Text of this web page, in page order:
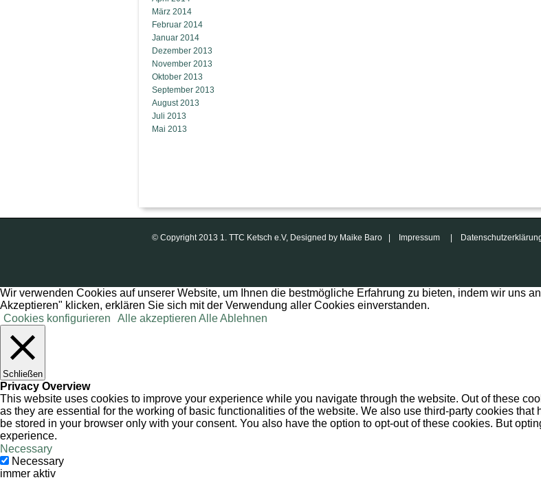
März 2014
Februar 2014
Januar 2014
Dezember 2013
November 2013
Oktober 2013
September 2013
August 2013
Juli 2013
Mai 2013
© Copyright 2013 1. TTC Ketsch e.V, Designed by Maike Baro | Impressum
Wir verwenden Cookies auf unserer Website, um Ihnen die bestmögliche Erfahrung zu bieten, indem wir uns
Akzeptieren" klicken, erklären Sie sich mit der Verwendung aller Cookies einverstanden.
Cookies konfigurieren
Alle akzeptieren Alle Ablehnen
Schließen
Privacy Overview
This website uses cookies to improve your experience while you navigate through the website. Out of these
as they are essential for the working of basic functionalities of the website. We also use third-party cookies
be stored in your browser only with your consent. You also have the option to opt-out of these cookies. But
experience.
Necessary
Necessary
immer aktiv